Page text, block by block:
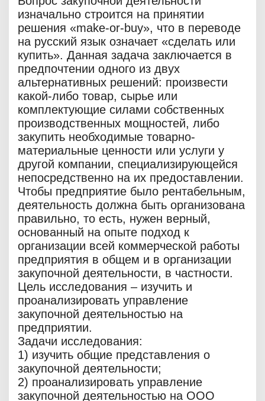
изначально строится на принятии
решения «make-or-buy», что в переводе
на русский язык означает «сделать или
купить». Данная задача заключается в
предпочтении одного из двух
альтернативных решений: произвести
какой-либо товар, сырье или
комплектующие силами собственных
производственных мощностей, либо
закупить необходимые товарно-
материальные ценности или услуги у
другой компании, специализирующейся
непосредственно на их предоставлении.
Чтобы предприятие было рентабельным,
деятельность должна быть организована
правильно, то есть, нужен верный,
основанный на опыте подход к
организации всей коммерческой работы
предприятия в общем и в организации
закупочной деятельности, в частности.
Цель исследования – изучить и
проанализировать управление
закупочной деятельностью на
предприятии.
Задачи исследования:
1) изучить общие представления о
закупочной деятельности;
2) проанализировать управление
закупочной деятельностью на ООО